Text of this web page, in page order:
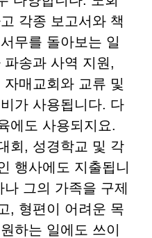
각종 보고서와 책
무를 돌아보는 일
송과 사역 지원,
매교회와 교류 및
가 사용됩니다. 다
에도 사용되지요.
회, 성경학교 및 각
행사에도 지출됩니
그의 가족을 구제
, 형편이 어려운 목
하는 일에도 쓰이